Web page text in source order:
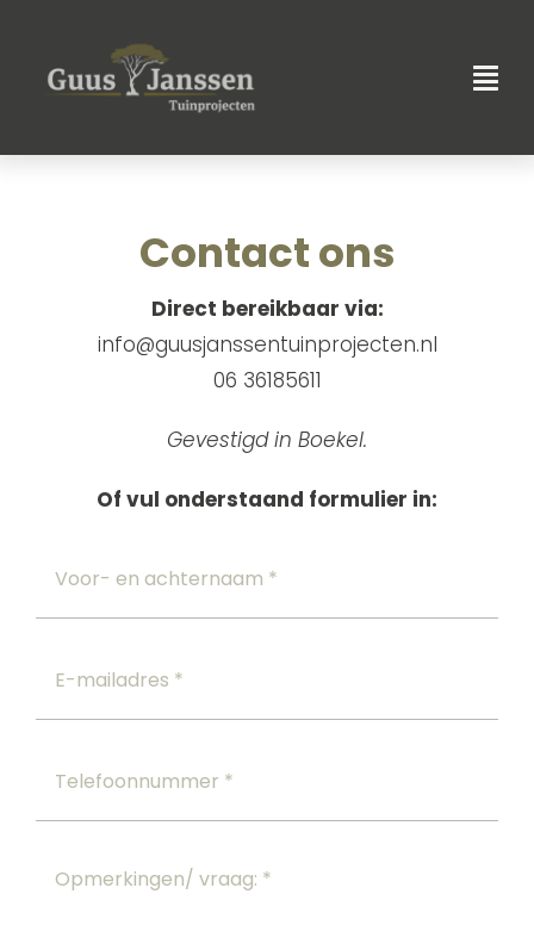
content
Contact ons
Direct bereikbaar via:
info@guusjanssentuinprojecten.nl
06 36185611
Gevestigd in Boekel.
Of vul onderstaand formulier in: